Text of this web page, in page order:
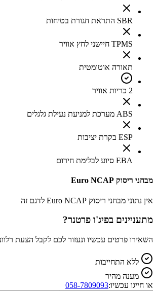
SBR התראת חגורת בטיחות
TPMS חיישני לחץ אוויר
תאורה אוטומטית
2 כריות אוויר
ABS מערכת למניעת נעילת גלגלים
ESP בקרת יציבות
EBA סיוע לבלימת חירום
מבחני ריסוק Euro NCAP
אין נתוני מבחני ריסוק Euro NCAP לדגם זה
מתעניינים בפיג'ו פרטנר?
השאירו פרטים עכשיו ונעזור לכם לקבל הצעת
ללא התחייבות
מענה מהיר
או חייגו עכשיו:058-7809093